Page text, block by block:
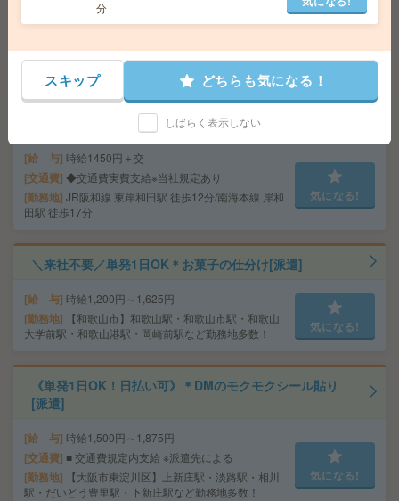
時給1600円＋交
勤務地 近鉄長野線 富田林駅 徒歩7分
＼未経験OK！15時定時／パンを焼くカンタン作業！@岸
給 与 時給1450円＋交
交通費 ◆交通費実費支給※当社規定あり
勤務地 JR阪和線 東岸和田駅 徒歩12分/南海本線 岸和
田駅 徒歩17分
気になる!
＼来社不要／単発1日OK＊お菓子の仕分け[派遣]
給 与 時給1,200円～1,625円
勤務地
【和歌山市】和歌山駅・和歌山市駅・和歌山
大学前駅・和歌山港駅・岡崎前駅など勤務地多数！
気になる!
《単発1日OK！日払い可》＊DMのモクモクシール貼り
[派遣]
給 与 時給1,500円～1,875円
交通費 ■ 交通費規定内支給 ※派遣先による
勤務地
【大阪市東淀川区】上新庄駅・淡路駅・相川
駅・だいどう豊里駅・下新庄駅など勤務地多数！
気になる!
分
スキップ どちらも気になる！
しばらく表示しない